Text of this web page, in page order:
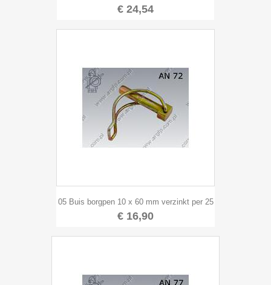
€ 24,54
05 Buis borgpen 10 x 60 mm verzinkt per 25
€ 16,90